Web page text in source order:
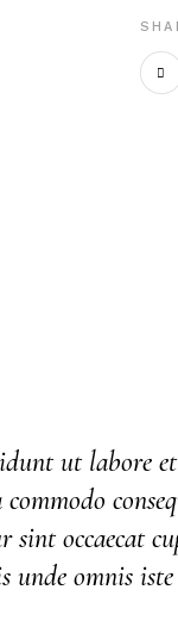
ut labore
occaecat
omnis iste